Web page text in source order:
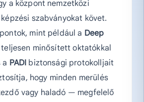
a központ nemzetközi
szabványokat követ.
mint például a Deep
teljesen minősített oktatókkal
a PADI biztonsági protokolljait
hogy minden merülés
vagy haladó — megfelelő